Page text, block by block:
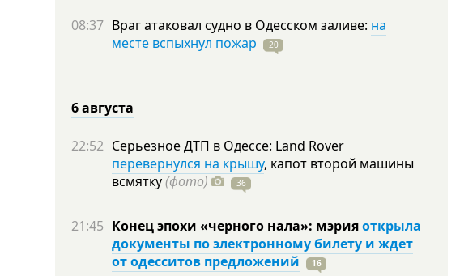
08:37 Враг атаковал судно в Одесском заливе: на
месте вспыхнул пожар
20
6 августа
22:52 Серьезное ДТП в Одессе: Land Rover
перевернулся на крышу, капот второй машины
всмятку(фото) 36
21:45 Конец эпохи «черного нала»: мэрияоткрыла
документы по электронному билету и ждет
от одесситов предложений
16